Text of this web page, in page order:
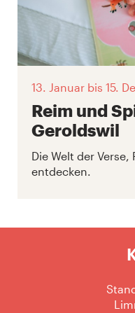
13. Januar bis 15.
Reim und
Geroldswil
Die Welt der
entdecken.